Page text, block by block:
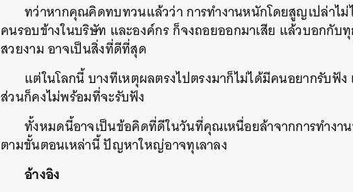
ทว่าหากคุณคิดทบทวนแล้วว่า การทำงานหนักโดยสูญเปล่าไ
คนรอบข้างในบริษัท และองค์กร ก็จงถอยออกมาเสีย แล้วบอกกับ
สวยงาม อาจเป็นสิ่งที่ดีที่สุด
แต่ในโลกนี้ บางทีเหตุผลตรงไปตรงมาก็ไม่ได้มีคนอยากรับฟั
ส่วนก็คงไม่พร้อมที่จะรับฟัง
ทั้งหมดนี้อาจเป็นข้อคิดที่ดีในวันที่คุณเหนื่อยล้าจากการทำงา
ตามขั้นตอนเหล่านี้ ปัญหาใหญ่อาจทุเลาลง
อ้างอิง